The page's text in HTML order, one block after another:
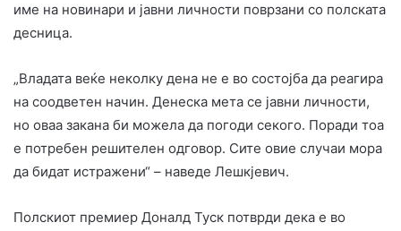
име на новинари и јавни личности поврзани со полската
десница.
„Владата веќе неколку дена не е во состојба да реагира
на соодветен начин. Денеска мета се јавни личности,
но оваа закана би можела да погоди секого. Поради тоа
е потребен решителен одговор. Сите овие случаи мора
да бидат истражени“ – наведе Лешкјевич.
Полскиот премиер Доналд Туск потврди дека е во